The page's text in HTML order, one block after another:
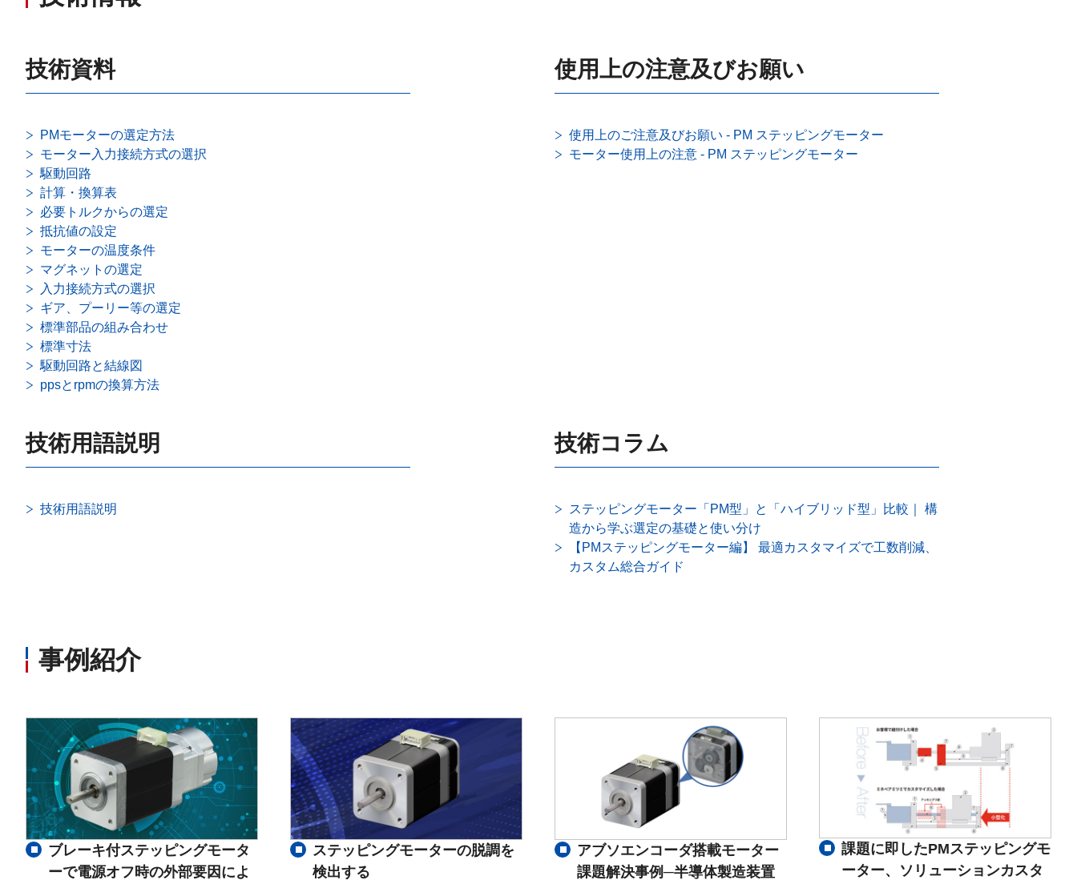
技術資料
PMモーターの選定方法
モーター入力接続方式の選択
駆動回路
計算・換算表
必要トルクからの選定
抵抗値の設定
モーターの温度条件
マグネットの選定
入力接続方式の選択
ギア、プーリー等の選定
標準部品の組み合わせ
標準寸法
駆動回路と結線図
ppsとrpmの換算方法
使用上の注意及びお願い
使用上のご注意及びお願い - PM ステッピングモーター
モーター使用上の注意 - PM ステッピングモーター
技術用語説明
技術用語説明
技術コラム
ステッピングモーター「PM型」と「ハイブリッド型」比較｜ 構
造から学ぶ選定の基礎と使い分け
【PMステッピングモーター編】 最適カスタマイズで工数削減、
カスタム総合ガイド
事例紹介
ブレーキ付ステッピングモータ
ーで電源オフ時の外部要因によ
ステッピングモーターの脱調を
検出する
アブソエンコーダ搭載モーター
課題解決事例─半導体製造装置
課題に即したPMステッピングモ
ーター、ソリューションカスタ